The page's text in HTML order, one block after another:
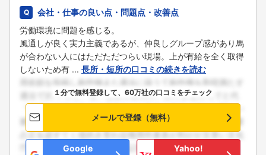
会社・仕事の良い点・問題点・改善点
労働環境に問題を感じる。
風通しが良く実力主義であるが、仲良しグループ感があり馬
が合わない人にはただただつらい現場。上が有給を全く取得
しないため有 ... 長所・短所の口コミの続きを読む
１分で無料登録して、60万社の口コミをチェック
メールで登録（無料）
Google
Yahoo!